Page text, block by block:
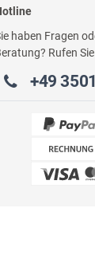
haben Fragen
Rufen
+49